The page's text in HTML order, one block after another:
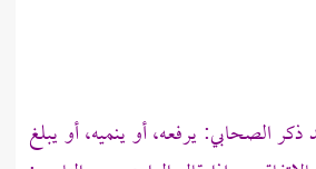
الصحابي: يرفعه، أو ينميه، أو يبلغ